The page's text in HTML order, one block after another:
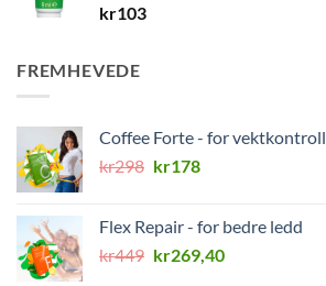
kr103
FREMHEVEDE
Coffee Forte - for vektkontroll
kr298 Opprinnelig
kr298.
kr178Nåværende
kr178.
Flex Repair - for bedre ledd
kr449 Opprinnelig
kr269,40Nåværende